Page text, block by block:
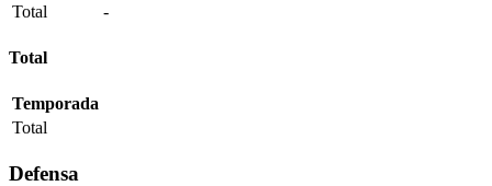
Total
-
Total
Temporada
Total
Defensa